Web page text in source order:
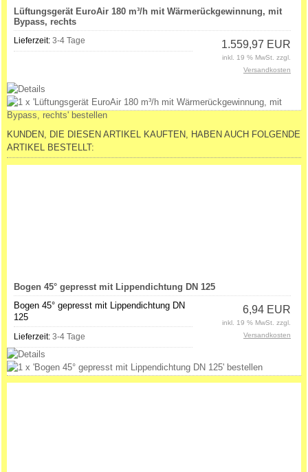
Lüftungsgerät EuroAir 180 m³/h mit Wärmerückgewinnung, mit
Bypass, rechts
Lieferzeit: 3-4 Tage 1.559,97 EUR
inkl. 19 % MwSt. zzgl.
Versandkosten
KUNDEN, DIE DIESEN ARTIKEL KAUFTEN, HABEN AUCH FOLGENDE
ARTIKEL BESTELLT:
Bogen 45° gepresst mit Lippendichtung DN 125
Bogen 45° gepresst mit Lippendichtung DN
125
Lieferzeit: 3-4 Tage
6,94 EUR
inkl. 19 % MwSt. zzgl.
Versandkosten